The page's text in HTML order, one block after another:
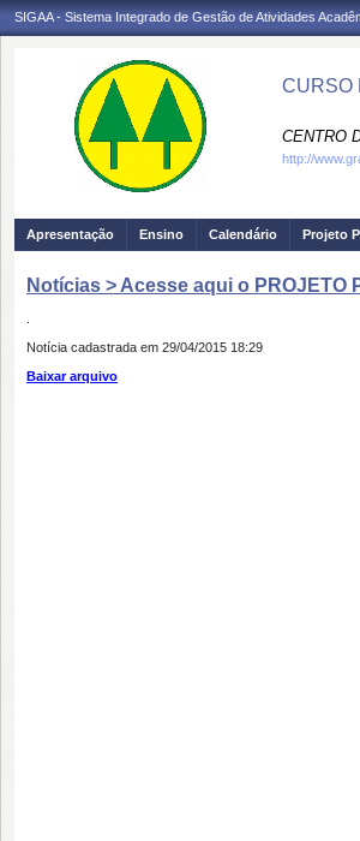
SIGAA - Sistema Integrado de Gestão de Atividades
CURSO
CENTRO
http://
Apresentação Ensino Calendário Projeto
Notícias > Acesse aqui o PROJETO
Notícia cadastrada em 29/04/2015 18:29
Baixar arquivo